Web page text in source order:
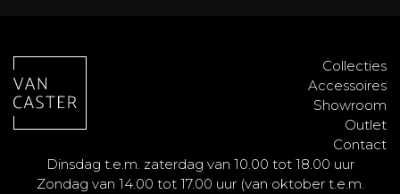
Dinsdag t.e.m. zaterdag van 10.00 tot 18.00 uur
Zondag van 14.00 tot 17.00 uur (van oktober t.e.m.
Collecties
Accessoires
Showroom
Outlet
Contact